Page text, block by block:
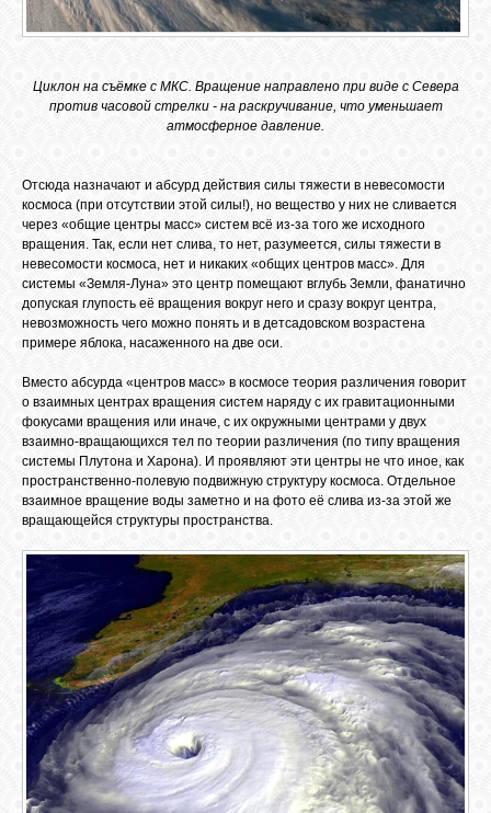
Циклон на съёмке с МКС. Вращение направлено при виде с Севера
против часовой стрелки - на раскручивание, что уменьшает
атмосферное давление.
Отсюда назначают и абсурд действия силы тяжести в невесомости
космоса (при отсутствии этой силы!), но вещество у них не сливается
через «общие центры масс» систем всё из-за того же исходного
вращения. Так, если нет слива, то нет, разумеется, силы тяжести в
невесомости космоса, нет и никаких «общих центров масс». Для
системы «Земля-Луна» это центр помещают вглубь Земли, фанатично
допуская глупость её вращения вокруг него и сразу вокруг центра,
невозможность чего можно понять и в детсадовском возрастена
примере яблока, насаженного на две оси.
Вместо абсурда «центров масс» в космосе теория различения говорит
о взаимных центрах вращения систем наряду с их гравитационными
фокусами вращения или иначе, с их окружными центрами у двух
взаимно-вращающихся тел по теории различения (по типу вращения
системы Плутона и Харона). И проявляют эти центры не что иное, как
пространственно-полевую подвижную структуру космоса. Отдельное
взаимное вращение воды заметно и на фото её слива из-за этой же
вращающейся структуры пространства.